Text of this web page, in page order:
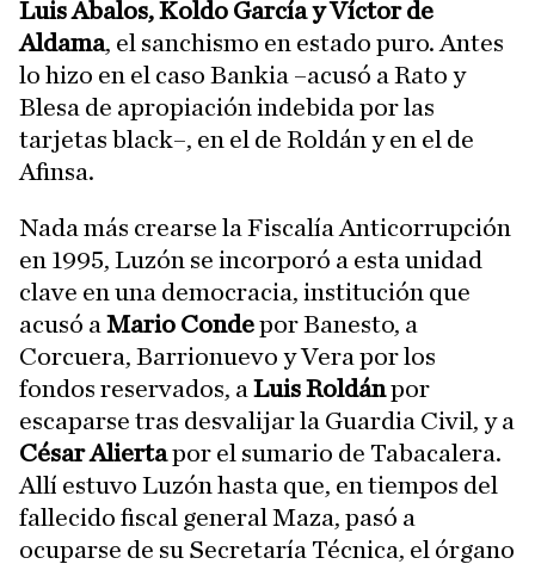
Luis Ábalos, Koldo García y Víctor de
Aldama, el sanchismo en estado puro. Antes
lo hizo en el caso Bankia –acusó a Rato y
Blesa de apropiación indebida por las
tarjetas black–, en el de Roldán y en el de
Afinsa.
Nada más crearse la Fiscalía Anticorrupción
en 1995, Luzón se incorporó a esta unidad
clave en una democracia, institución que
acusó a Mario Condepor Banesto, a
Corcuera, Barrionuevo y Vera por los
fondos reservados, a Luis Roldánpor
escaparse tras desvalijar la Guardia Civil, y a
César Aliertapor el sumario de Tabacalera.
Allí estuvo Luzón hasta que, en tiempos del
fallecido fiscal general Maza, pasó a
ocuparse de su Secretaría Técnica, el órgano